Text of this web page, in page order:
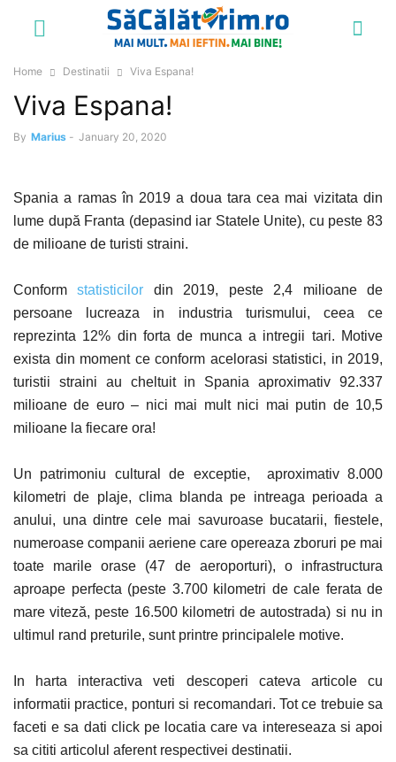
Home Destinatii Viva Espana!
Viva Espana!
By Marius - January 20, 2020
Spania a ramas în 2019 a doua tara cea mai vizitata din
lume după Franta (depasind iar Statele Unite), cu peste 83
de milioane de turisti straini.
Conformstatisticilor din 2019, peste 2,4 milioane de
persoane lucreaza in industria turismului, ceea ce
reprezinta 12% din forta de munca a intregii tari. Motive
exista din moment ce conform acelorasi statistici, in 2019,
turistii straini au cheltuit in Spania aproximativ 92.337
milioane de euro – nici mai mult nici mai putin de 10,5
milioane la fiecare ora!
Un patrimoniu cultural de exceptie, aproximativ 8.000
kilometri de plaje, clima blanda pe intreaga perioada a
anului, una dintre cele mai savuroase bucatarii, fiestele,
numeroase companii aeriene care opereaza zboruri pe mai
toate marile orase (47 de aeroporturi), o infrastructura
aproape perfecta (peste 3.700 kilometri de cale ferata de
mare viteză, peste 16.500 kilometri de autostrada) si nu in
ultimul rand preturile, sunt printre principalele motive.
In harta interactiva veti descoperi cateva articole cu
informatii practice, ponturi si recomandari. Tot ce trebuie sa
faceti e sa dati click pe locatia care va intereseaza si apoi
sa cititi articolul aferent respectivei destinatii.